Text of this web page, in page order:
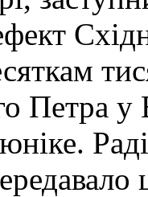
Петра у